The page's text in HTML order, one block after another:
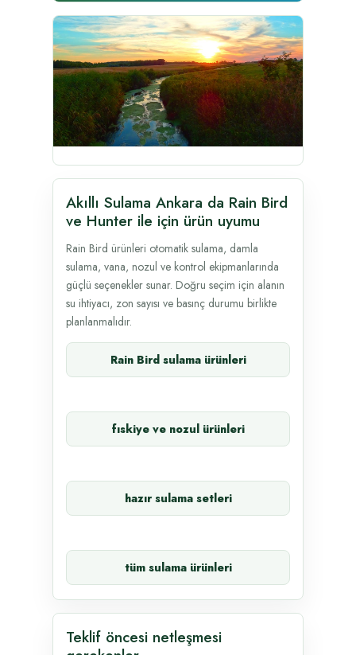
Akıllı Sulama Ankara da Rain Bird
ve Hunter ile için ürün uyumu
Rain Bird ürünleri otomatik sulama, damla
sulama, vana, nozul ve kontrol ekipmanlarında
güçlü seçenekler sunar. Doğru seçim için alanın
su ihtiyacı, zon sayısı ve basınç durumu birlikte
planlanmalıdır.
Rain Bird sulama ürünleri
fıskiye ve nozul ürünleri
hazır sulama setleri
tüm sulama ürünleri
Teklif öncesi netleşmesi